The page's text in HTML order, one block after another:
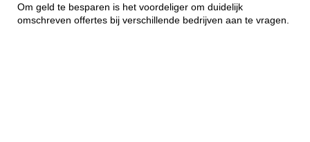
Om geld te besparen is het voordeliger om duidelijk
omschreven offertes bij verschillende bedrijven aan te vragen.